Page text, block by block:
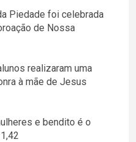
Piedade foi celebrada
de Nossa
realizaram uma
à mãe de Jesus
e bendito é o